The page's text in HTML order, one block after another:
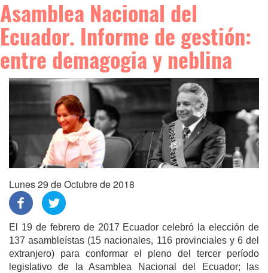
Asamblea Nacional del
Ecuador. Informe de gestión:
entre demagogia y neblina
Lunes 29 de Octubre de 2018
El 19 de febrero de 2017 Ecuador celebró la elección de
137 asambleístas (15 nacionales, 116 provinciales y 6 del
extranjero) para conformar el pleno del tercer período
legislativo de la Asamblea Nacional del Ecuador; las